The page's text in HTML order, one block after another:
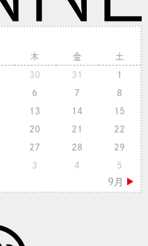
木 金 土
30 31 1
6 7 8
13 14 15
20 21 22
27 28 29
3 4 5